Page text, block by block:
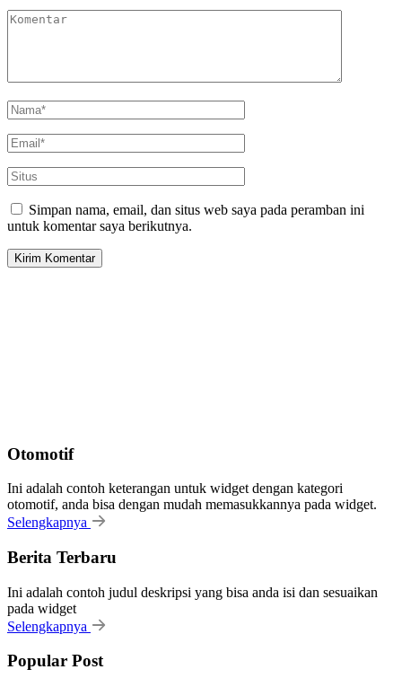
Simpan nama, email, dan situs web saya pada peramban ini
untuk komentar saya berikutnya.
Otomotif
Ini adalah contoh keterangan untuk widget dengan kategori
otomotif, anda bisa dengan mudah memasukkannya pada widget.
Selengkapnya
Berita Terbaru
Ini adalah contoh judul deskripsi yang bisa anda isi dan sesuaikan
pada widget
Selengkapnya
Popular Post